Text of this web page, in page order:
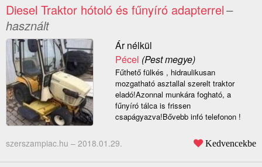
Diesel Traktor hótoló és fűnyíró adapterrel–
használt
Ár nélkül
Pécel (Pest megye)
Fűthető fülkés , hidraulikusan
mozgatható asztallal szerelt traktor
eladó!Azonnal munkára fogható, a
fűnyíró tálca is frissen
csapágyazva!Bővebb infó telefonon !
szerszampiac.hu – 2018.01.29. Kedvencekbe